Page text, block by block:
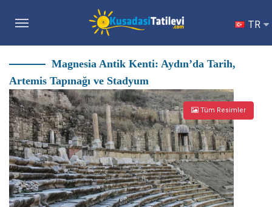
TR
Magnesia Antik Kenti: Aydın’da Tarih,
Artemis Tapınağı ve Stadyum
Tüm Resimler